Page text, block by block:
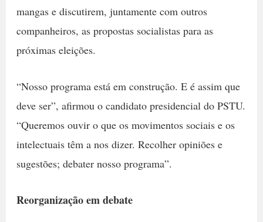
mangas e discutirem, juntamente com outros
companheiros, as propostas socialistas para as
próximas eleições.
“Nosso programa está em construção. E é assim que
deve ser”, afirmou o candidato presidencial do PSTU.
“Queremos ouvir o que os movimentos sociais e os
intelectuais têm a nos dizer. Recolher opiniões e
sugestões; debater nosso programa”.
Reorganização em debate